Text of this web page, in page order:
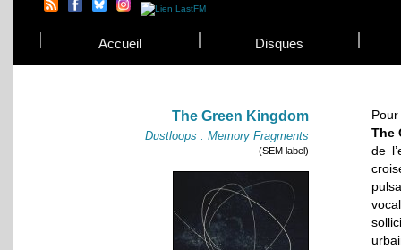
Accueil Disques
The Green Kingdom
Dustloops : Memory Fragments
(SEM label)
The
de